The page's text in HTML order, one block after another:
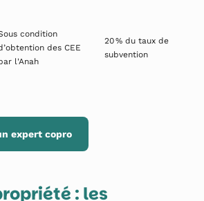
condition
des CEE
l'Anah
20 % du taux de
subvention
expert copro
: les